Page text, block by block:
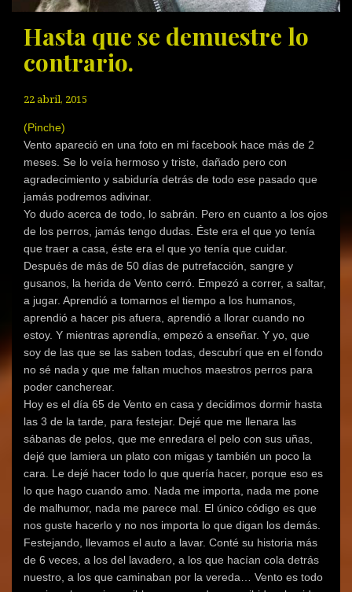
Hasta que se demuestre lo
contrario.
22 abril, 2015
(Pinche)
Vento apareció en una foto en mi facebook hace más de 2
meses. Se lo veía hermoso y triste, dañado pero con
agradecimiento y sabiduría detrás de todo ese pasado que
jamás podremos adivinar.
Yo dudo acerca de todo, lo sabrán. Pero en cuanto a los ojos
de los perros, jamás tengo dudas. Éste era el que yo tenía
que traer a casa, éste era el que yo tenía que cuidar.
Después de más de 50 días de putrefacción, sangre y
gusanos, la herida de Vento cerró. Empezó a correr, a saltar,
a jugar. Aprendió a tomarnos el tiempo a los humanos,
aprendió a hacer pis afuera, aprendió a llorar cuando no
estoy. Y mientras aprendía, empezó a enseñar. Y yo, que
soy de las que se las saben todas, descubrí que en el fondo
no sé nada y que me faltan muchos maestros perros para
poder cancherear.
Hoy es el día 65 de Vento en casa y decidimos dormir hasta
las 3 de la tarde, para festejar. Dejé que me llenara las
sábanas de pelos, que me enredara el pelo con sus uñas,
dejé que lamiera un plato con migas y también un poco la
cara. Le dejé hacer todo lo que quería hacer, porque eso es
lo que hago cuando amo. Nada me importa, nada me pone
de malhumor, nada me parece mal. El único código es que
nos guste hacerlo y no nos importa lo que digan los demás.
Festejando, llevamos el auto a lavar. Conté su historia más
de 6 veces, a los del lavadero, a los que hacían cola detrás
nuestro, a los que caminaban por la vereda… Vento es todo